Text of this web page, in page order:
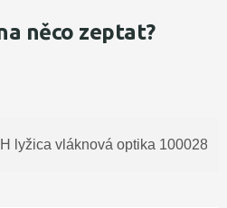
něco zeptat?